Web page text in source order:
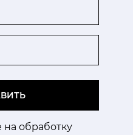
на обработку